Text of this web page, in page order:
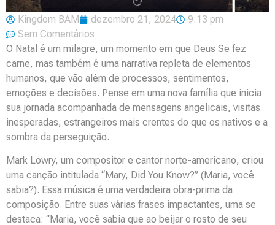
Kingdom BAM dezembro 21, 2024
9:13 pm
Sem Comentários
O Natal é um milagre, um momento em que Deus Se fez
carne, mas também é uma narrativa repleta de elementos
humanos, que vão além de processos, sentimentos,
emoções e decisões. Pense em uma nova família que inicia
sua jornada acompanhada de mensagens angelicais, visitas
inesperadas, estrangeiros mais crentes do que os nativos e a
sombra da perseguição.
Mark Lowry, um compositor e cantor norte-americano, criou
uma canção intitulada “Mary, Did You Know?” (Maria, você
sabia?). Essa música é uma verdadeira obra-prima da
composição. Entre suas várias frases impactantes, uma se
destaca: “Maria, você sabia que ao beijar o rosto de seu